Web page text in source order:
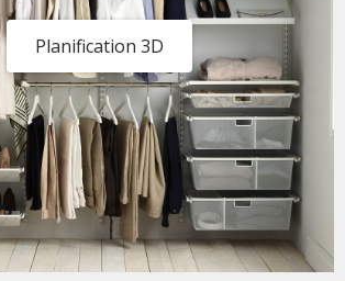
Planification 3D